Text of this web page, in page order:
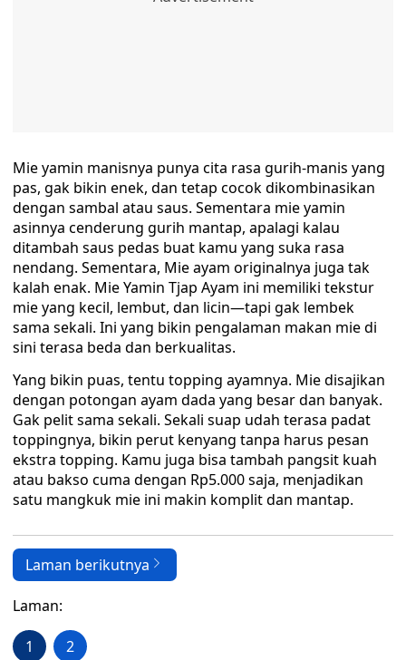
Mie yamin manisnya punya cita rasa gurih-manis yang
pas, gak bikin enek, dan tetap cocok dikombinasikan
dengan sambal atau saus. Sementara mie yamin
asinnya cenderung gurih mantap, apalagi kalau
ditambah saus pedas buat kamu yang suka rasa
nendang. Sementara, Mie ayam originalnya juga tak
kalah enak. Mie Yamin Tjap Ayam ini memiliki tekstur
mie yang kecil, lembut, dan licin—tapi gak lembek
sama sekali. Ini yang bikin pengalaman makan mie di
sini terasa beda dan berkualitas.
Yang bikin puas, tentu topping ayamnya. Mie disajikan
dengan potongan ayam dada yang besar dan banyak.
Gak pelit sama sekali. Sekali suap udah terasa padat
toppingnya, bikin perut kenyang tanpa harus pesan
ekstra topping. Kamu juga bisa tambah pangsit kuah
atau bakso cuma dengan Rp5.000 saja, menjadikan
satu mangkuk mie ini makin komplit dan mantap.
Laman berikutnya
Laman:
1 2